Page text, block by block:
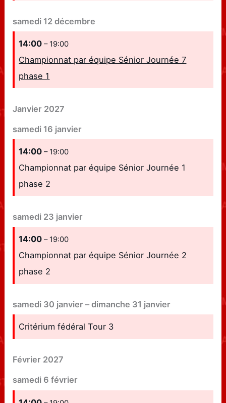
samedi 12 décembre
14:00– 19:00
Championnat par équipe Sénior Journée 7
phase 1
Janvier 2027
samedi 16 janvier
14:00– 19:00
Championnat par équipe Sénior Journée 1
phase 2
samedi 23 janvier
14:00– 19:00
Championnat par équipe Sénior Journée 2
phase 2
samedi 30 janvier –dimanche 31 janvier
Critérium fédéral Tour 3
Février 2027
samedi 6 février